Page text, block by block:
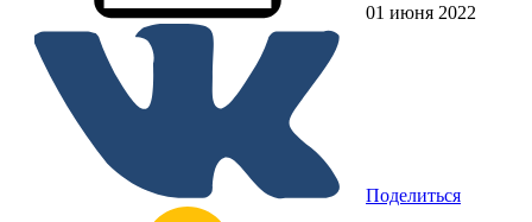
01 июня 2022
Поделиться